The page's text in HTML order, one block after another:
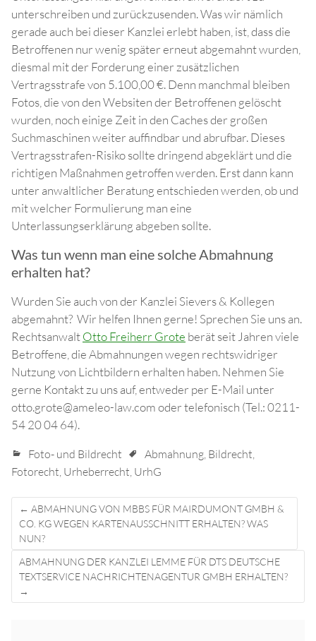
unterschreiben und zurückzusenden. Was wir nämlich
gerade auch bei dieser Kanzlei erlebt haben, ist, dass die
Betroffenen nur wenig später erneut abgemahnt wurden,
diesmal mit der Forderung einer zusätzlichen
Vertragsstrafe von 5.100,00 €. Denn manchmal bleiben
Fotos, die von den Websiten der Betroffenen gelöscht
wurden, noch einige Zeit in den Caches der großen
Suchmaschinen weiter auffindbar und abrufbar. Dieses
Vertragsstrafen-Risiko sollte dringend abgeklärt und die
richtigen Maßnahmen getroffen werden. Erst dann kann
unter anwaltlicher Beratung entschieden werden, ob und
mit welcher Formulierung man eine
Unterlassungserklärung abgeben sollte.
Was tun wenn man eine solche Abmahnung
erhalten hat?
Wurden Sie auch von der Kanzlei Sievers & Kollegen
abgemahnt? Wir helfen Ihnen gerne! Sprechen Sie uns an.
RechtsanwaltOtto Freiherr Grote berät seit Jahren viele
Betroffene, die Abmahnungen wegen rechtswidriger
Nutzung von Lichtbildern erhalten haben. Nehmen Sie
gerne Kontakt zu uns auf, entweder per E-Mail unter
otto.grote@ameleo-law.com oder telefonisch (Tel.: 0211-
54 20 04 64).
Foto- und Bildrecht Abmahnung, Bildrecht,
Fotorecht, Urheberrecht, UrhG
Post
navigation
← ABMAHNUNG VON MBBS FÜR MAIRDUMONT GMBH &
CO. KG WEGEN KARTENAUSSCHNITT ERHALTEN? WAS
NUN?
ABMAHNUNG DER KANZLEI LEMME FÜR DTS DEUTSCHE
TEXTSERVICE NACHRICHTENAGENTUR GMBH ERHALTEN?
→